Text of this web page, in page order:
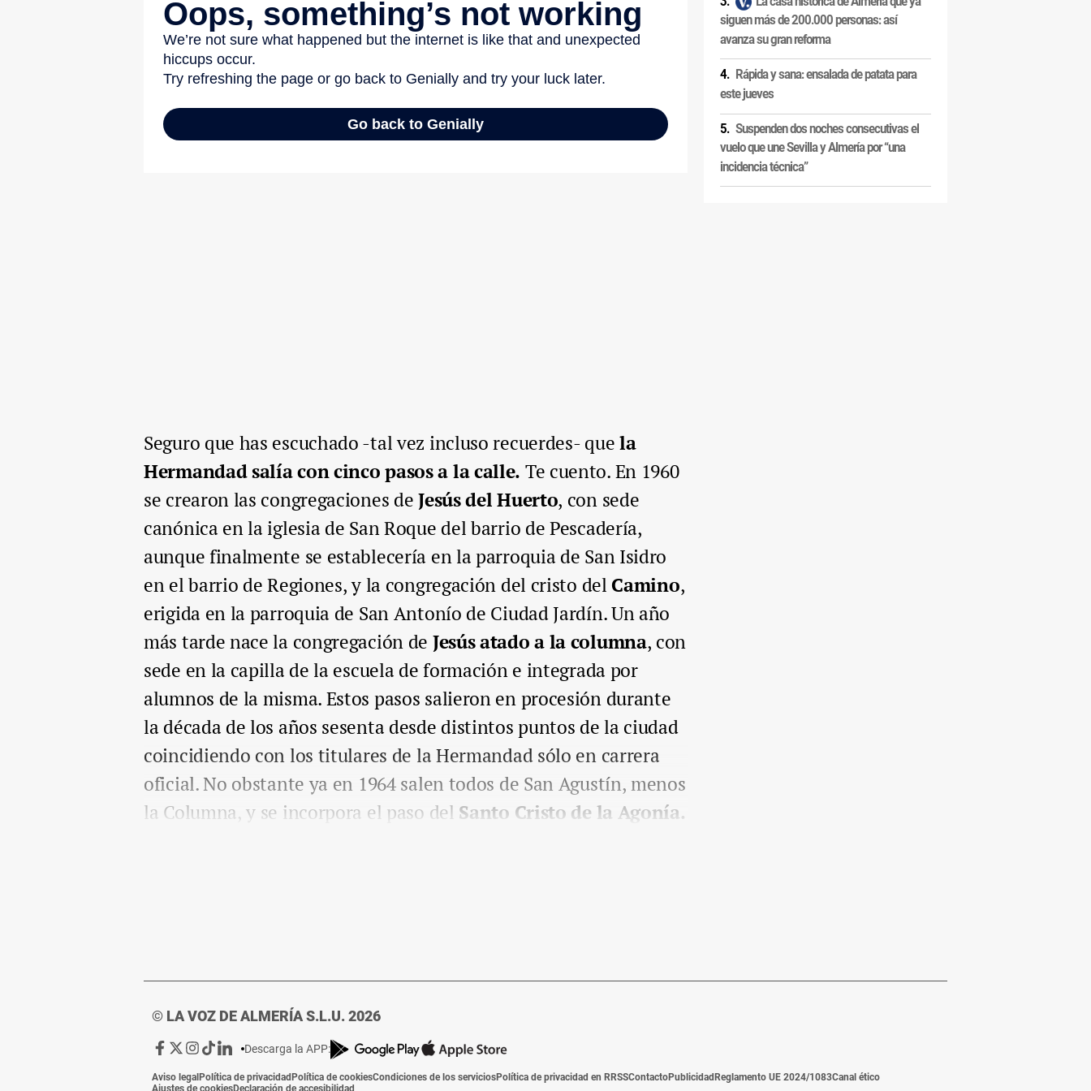
Seguro que has escuchado -tal vez incluso recuerdes- quela
Hermandad salía con cinco pasos a la calle. Te cuento. En 1960
se crearon las congregaciones deJesús del Huerto, con sede
canónica en la iglesia de San Roque del barrio de Pescadería,
aunque finalmente se establecería en la parroquia de San Isidro
en el barrio de Regiones, y la congregación del cristo del Camino,
erigida en la parroquia de San Antonío de Ciudad Jardín. Un año
más tarde nace la congregación de Jesús atado a la columna, con
sede en la capilla de la escuela de formación e integrada por
alumnos de la misma. Estos pasos salieron en procesión durante
la década de los años sesenta desde distintos puntos de la ciudad
coincidiendo con los titulares de la Hermandad sólo en carrera
oficial. No obstante ya en 1964 salen todos de San Agustín, menos
la Columna, y se incorpora el paso del Santo Cristo de la Agonía.
siguen más de 200.000 personas: así
avanza su gran reforma
Rápida y sana: ensalada de patata para
este jueves
Suspenden dos noches consecutivas el
vuelo que une Sevilla y Almería por “una
incidencia técnica”
© LA VOZ DE ALMERÍA S.L.U. 2026
Ir
Facebook
Ir
X
Ir
Instagram
Ir
TikTok
Ir
Linkedin
Descarga la APP:
Aviso legalPolítica de privacidadPolítica de cookiesCondiciones de los serviciosPolítica de privacidad en RRSSContactoPublicidadReglamento UE 2024/1083Canal ético
Ajustes de cookiesDeclaración de accesibilidad